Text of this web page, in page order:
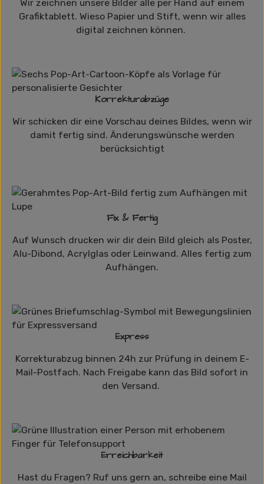
Wir zeichnen unsere Bilder alle per Hand auf einem
Grafiktablett. Wieso Papier und Stift, wenn wir alles
digital zeichnen können.
Korrekturabzüge
Wir schicken dir eine Vorschau deines Bildes, wenn wir
damit fertig sind. Änderungswünsche werden
berücksichtigt
Fix & Fertig
Auf Wunsch drucken wir dir dein Bild gleich als Poster,
Alu-Dibond, Acrylglas oder Leinwand. Alles fertig zum
Aufhängen.
Express
Korrekturabzug binnen 24h zur Prüfung in deinem E-
Mail-Postfach. Nach Freigabe kann das Bild sofort in
den Versand.
Erreichbarkeit
Hast du Fragen? Ruf uns gern an, schreibe eine Mail